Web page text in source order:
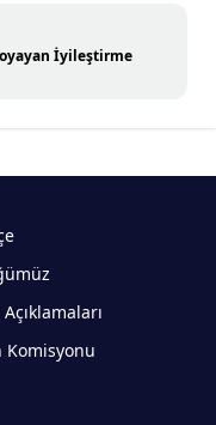
İyileştirme
Açıklamaları
Komisyonu